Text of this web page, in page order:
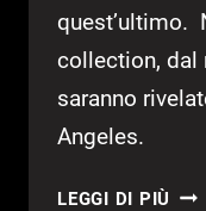
quest’ultimo.
collection, dal
saranno
Angeles.
LEGGI DI PIÙ